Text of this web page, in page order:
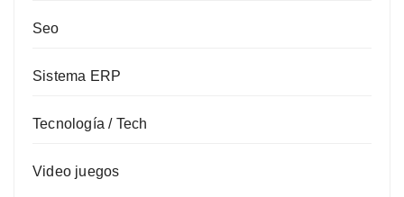
Seo
Sistema ERP
Tecnología / Tech
Video juegos